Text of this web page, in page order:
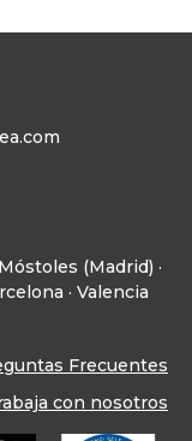
(Madrid) ·
· Valencia
Frecuentes
con nosotros